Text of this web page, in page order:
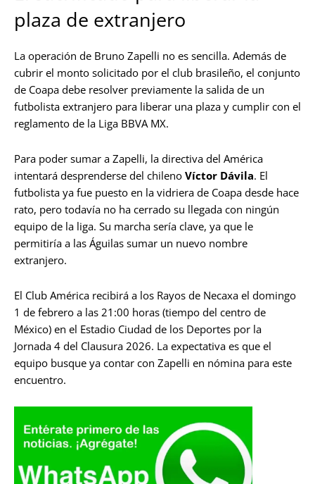
plaza de extranjero
La operación de Bruno Zapelli no es sencilla. Además de
cubrir el monto solicitado por el club brasileño, el conjunto
de Coapa debe resolver previamente la salida de un
futbolista extranjero para liberar una plaza y cumplir con el
reglamento de la Liga BBVA MX.
Para poder sumar a Zapelli, la directiva del América
intentará desprenderse del chileno Víctor Dávila. El
futbolista ya fue puesto en la vidriera de Coapa desde hace
rato, pero todavía no ha cerrado su llegada con ningún
equipo de la liga. Su marcha sería clave, ya que le
permitiría a las Águilas sumar un nuevo nombre
extranjero.
El Club América recibirá a los Rayos de Necaxa el domingo
1 de febrero a las 21:00 horas (tiempo del centro de
México) en el Estadio Ciudad de los Deportes por la
Jornada 4 del Clausura 2026. La expectativa es que el
equipo busque ya contar con Zapelli en nómina para este
encuentro.